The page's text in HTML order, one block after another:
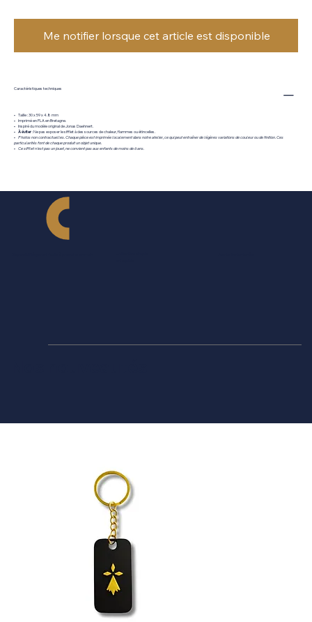
Me notifier lorsque cet article est disponible
Caractéristiques techniques
• Taille : 30 x 59 x 4.8 mm
• Imprimé en PLA en Bretagne.
• Inspiré du modèle original de Jonas Daehnert.
• À éviter: Ne pas exposer le sifflet à des sources de chaleur, flammes ou étincelles.
• Photos non contractuelles. Chaque pièce est imprimée localement dans notre atelier, ce qui peut entraîner de légères variations de couleur ou de finition. Ces
particularités font de chaque produit un objet unique.
• Ce sifflet n'est pas un jouet, ne convient pas aux enfants de moins de 6 ans.